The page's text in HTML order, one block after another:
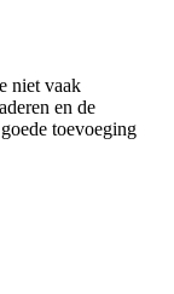
niet vaak
en de
toevoeging